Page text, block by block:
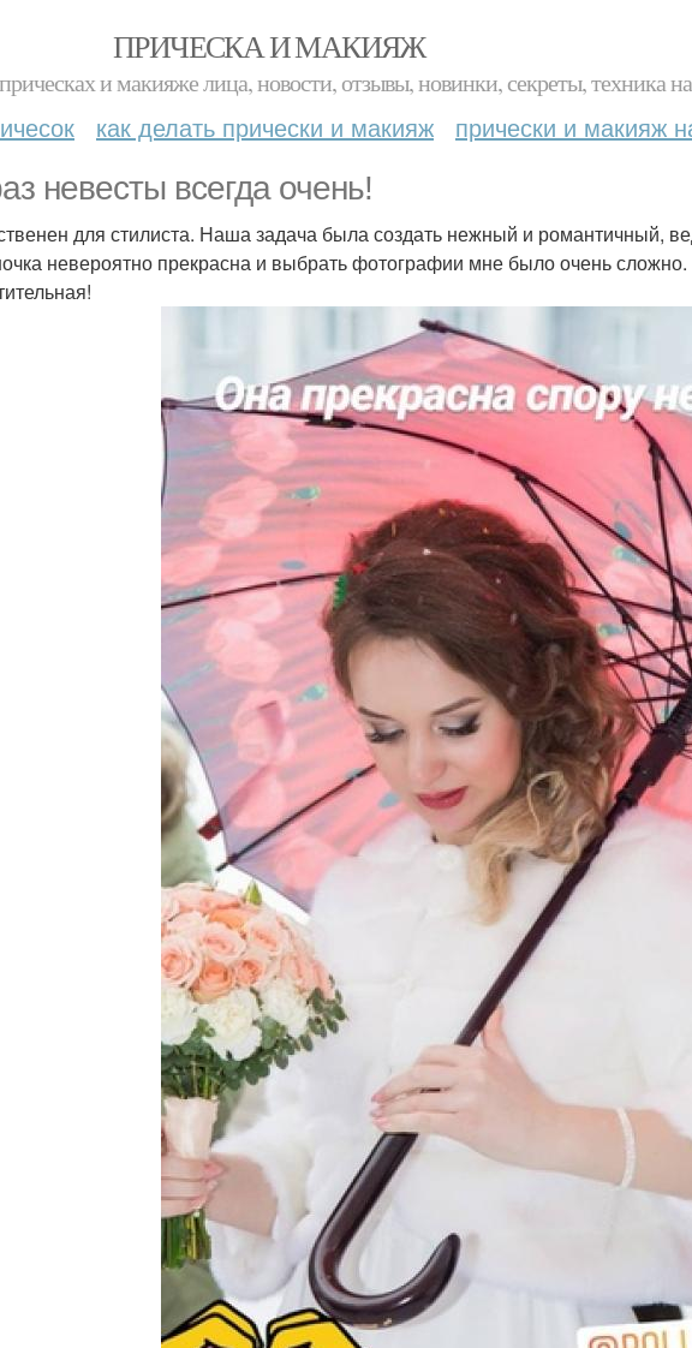
ПРИЧЕСКА И МАКИЯЖ
и макияже лица, новости, отзывы, новинки, секреты, техника
как делать прически и макияж прически и макияж
невесты всегда очень!
для стилиста. Наша задача была создать нежный и романтичный,
невероятно прекрасна и выбрать фотографии мне было очень